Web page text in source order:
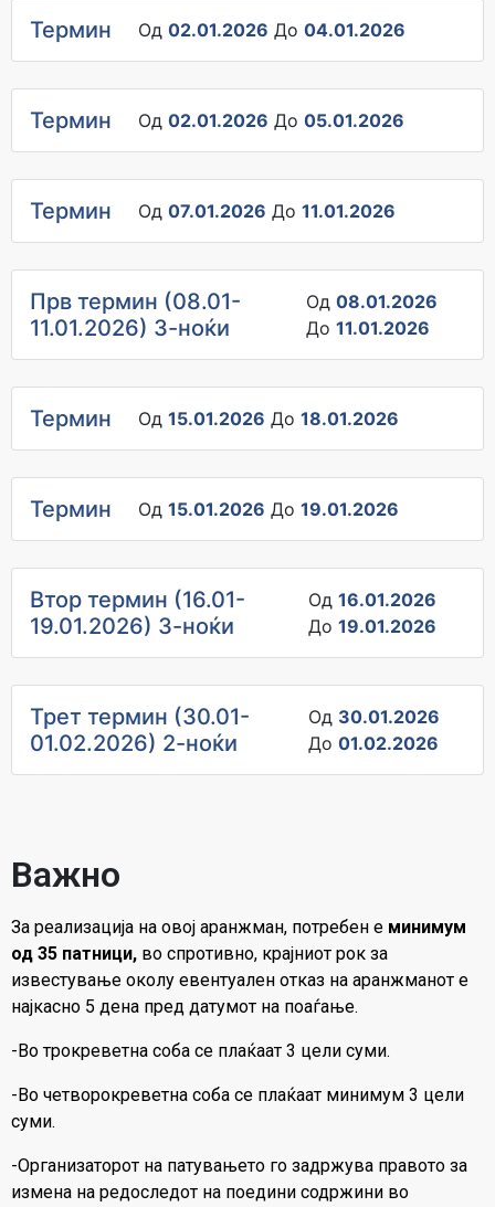
Термин Од 02.01.2026 До 04.01.2026
Термин Од 02.01.2026 До 05.01.2026
Термин Од 07.01.2026 До 11.01.2026
Прв термин (08.01-
11.01.2026) 3-ноќи
Од08.01.2026
До11.01.2026
Термин Од 15.01.2026 До 18.01.2026
Термин Од 15.01.2026 До 19.01.2026
Втор термин (16.01-
19.01.2026) 3-ноќи
Од 16.01.2026
До 19.01.2026
Трет термин (30.01-
01.02.2026) 2-ноќи
Од 30.01.2026
До 01.02.2026
Важно
За реализација на овој аранжман, потребен е минимум
од 35 патници, во спротивно, крајниот рок за
известување околу евентуален отказ на аранжманот е
најкасно 5 дена пред датумот на поаѓање.
-Во трокреветна соба се плаќаат 3 цели суми.
-Во четворокреветна соба се плаќаат минимум 3 цели
суми.
-Организаторот на патувањето го задржува правото за
измена на редоследот на поедини содржини во